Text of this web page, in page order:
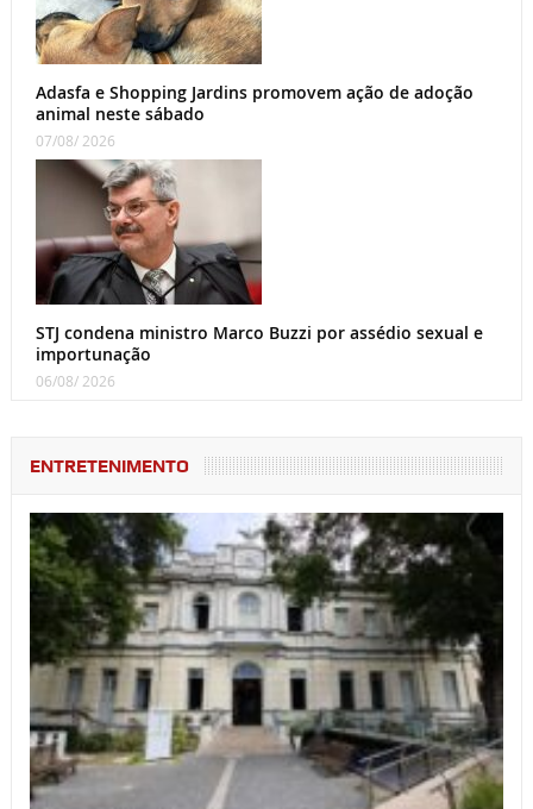
Adasfa e Shopping Jardins promovem ação de adoção
animal neste sábado
07/08/ 2026
STJ condena ministro Marco Buzzi por assédio sexual e
importunação
06/08/ 2026
ENTRETENIMENTO